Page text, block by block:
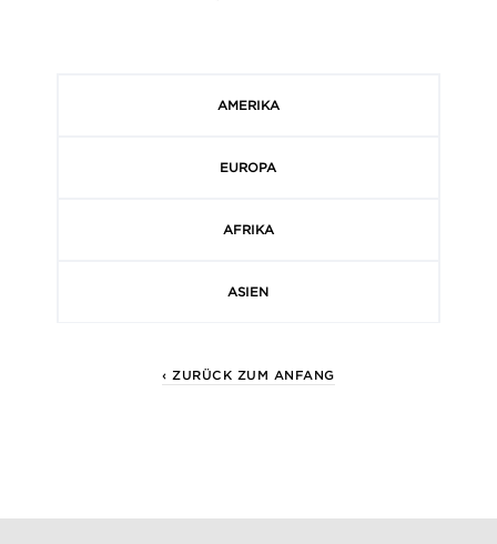
AMERIKA
EUROPA
AFRIKA
ASIEN
‹ ZURÜCK ZUM ANFANG